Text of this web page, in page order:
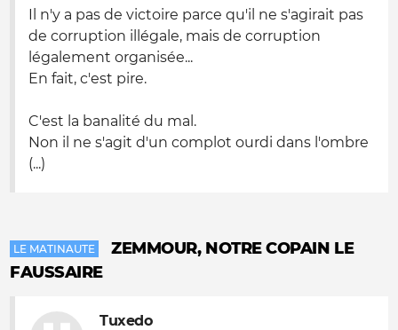
Il n'y a pas de victoire parce qu'il ne s'agirait pas
de corruption illégale, mais de corruption
légalement organisée...
En fait, c'est pire.
C'est la banalité du mal.
Non il ne s'agit d'un complot ourdi dans l'ombre
(...)
LE MATINAUTE
ZEMMOUR, NOTRE COPAIN LE
FAUSSAIRE
Tuxedo